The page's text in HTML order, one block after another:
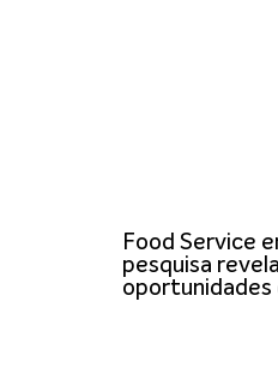
Food Service
pesquisa